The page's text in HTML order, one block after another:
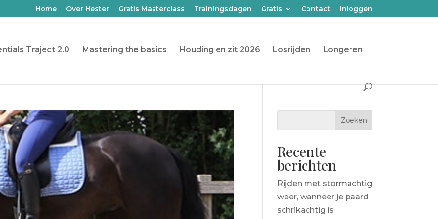
Home Over Hester Gratis Masterclass Trainingsdagen Gratis Contact Inloggen
Traject 2.0 Mastering the basics Houding en zit 2026 Losrijden Longeren
Recente
berichten
Rijden met stormachtig
weer, wanneer je paard
schrikachtig is